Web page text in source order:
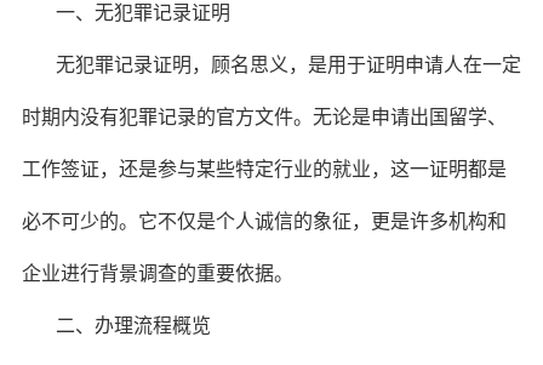
一、无犯罪记录证明
无犯罪记录证明，顾名思义，是用于证明申请人在一定
时期内没有犯罪记录的官方文件。无论是申请出国留学、
工作签证，还是参与某些特定行业的就业，这一证明都是
必不可少的。它不仅是个人诚信的象征，更是许多机构和
企业进行背景调查的重要依据。
二、办理流程概览